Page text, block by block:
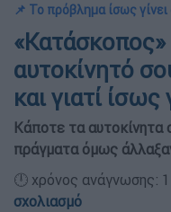
📌 Το πρόβλημα ίσως
αυτοκίνητό
και γιατί ίσως
Κάποτε τα αυτοκίνητα
πράγματα όμως
🕛 χρόνος
σχολιασμό